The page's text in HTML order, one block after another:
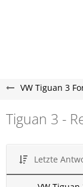
VW Tiguan 3
Tiguan 3 -
Letzte